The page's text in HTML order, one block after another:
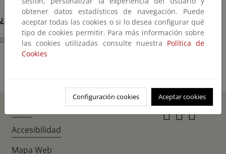
¿Dónde?
CENEAM (Valsaín, Segovia)
obtener datos estadísticos de navegación. Puede
aceptar todas las cookies o si lo desea configurar qué
tipo de cookies permitir. Para más información sobre
las cookies utilizadas consulte nuestra Política de
Cookies
Configuración cookies Aceptar cookies
Accesibilidad
Mapa Web